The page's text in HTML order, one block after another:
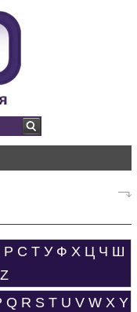
Р С Т У Ф Х Ц Ч Ш
Q R S T U V W X Y